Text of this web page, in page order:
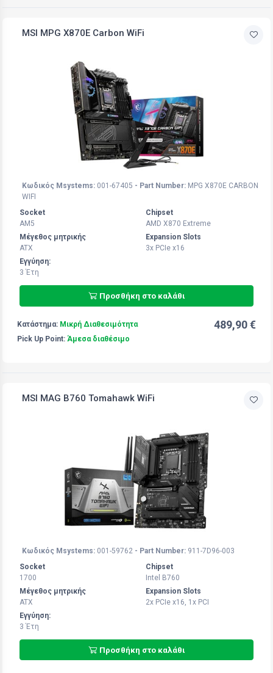
MSI MPG X870E Carbon WiFi
Κωδικός Msystems: 001-67405 - Part Number: MPG X870E CARBON
WIFI
Socket
AM5
Chipset
AMD X870 Extreme
Μέγεθος μητρικής
ATX
Expansion Slots
3x PCIe x16
Εγγύηση:
3 Έτη
Προσθήκη στο καλάθι
Κατάστημα: Μικρή Διαθεσιμότητα
Pick Up Point: Άμεσα διαθέσιμο
489,90 €
MSI MAG B760 Tomahawk WiFi
Κωδικός Msystems: 001-59762 - Part Number: 911-7D96-003
Socket
1700
Chipset
Intel B760
Μέγεθος μητρικής
ATX
Expansion Slots
2x PCIe x16, 1x PCI
Εγγύηση:
3 Έτη
Προσθήκη στο καλάθι